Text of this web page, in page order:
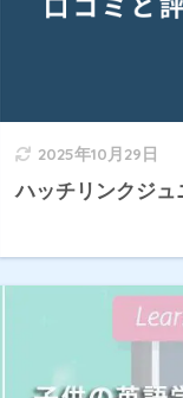
2025年10月29日
ハッチリンクジュ